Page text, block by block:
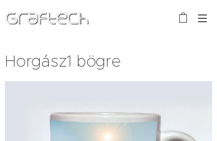
Horgász1 bögre